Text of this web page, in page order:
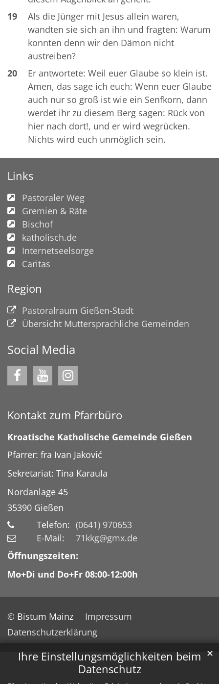
Ihre Einstellungsmöglichkeiten beim
Datenschutz
✕
19
Als die Jünger mit Jesus allein waren,
wandten sie sich an ihn und fragten: Warum
konnten denn wir den Dämon nicht
austreiben?
20
Er antwortete: Weil euer Glaube so klein ist.
Amen, das sage ich euch: Wenn euer Glaube
auch nur so groß ist wie ein Senfkorn, dann
werdet ihr zu diesem Berg sagen: Rück von
hier nach dort!, und er wird wegrücken.
Nichts wird euch unmöglich sein.
Links
Pastoraler Weg
Gremien & Räte
Bischof
katholisch.de
Internetseelsorge
Caritas
Region
Pastoralraum Gießen-Stadt
Übersicht Muttersprachliche Gemeinden
Social Media
Kontakt zum Pfarrbüro
Kroatische Katholische Gemeinde Gießen
Pfarrer: fra Ivan Jaković
Sekretariat: Tina Karaula
Nordanlage 45
35390 Gießen
Telefon: (0641) 970653
E-Mail:
71kkg@gmx.de
Öffnungszeiten:
Mo+Di und Do+Fr 08:00-12:00h
© Bistum Mainz
Impressum
Datenschutzerklärung